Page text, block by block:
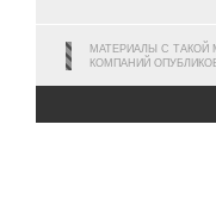
МАТЕРИАЛЫ С ТАКОЙ
КОМПАНИЙ